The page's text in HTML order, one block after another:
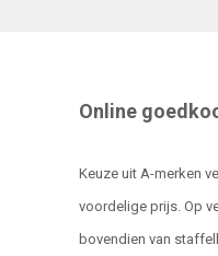
Online
Keuze uit A-merken
voordelige prijs. Op
bovendien van